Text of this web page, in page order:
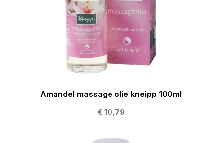
Amandel massage olie kneipp 100ml
€ 10,79